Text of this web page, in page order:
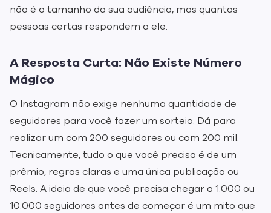
não é o tamanho da sua audiência, mas quantas
pessoas certas respondem a ele.
A Resposta Curta: Não Existe Número
Mágico
O Instagram não exige nenhuma quantidade de
seguidores para você fazer um sorteio. Dá para
realizar um com 200 seguidores ou com 200 mil.
Tecnicamente, tudo o que você precisa é de um
prêmio, regras claras e uma única publicação ou
Reels. A ideia de que você precisa chegar a 1.000 ou
10.000 seguidores antes de começar é um mito que